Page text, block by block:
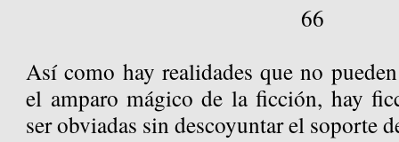
66
Así como hay realidades que no
el amparo mágico de la ficción, hay
ser obviadas sin descoyuntar el soporte